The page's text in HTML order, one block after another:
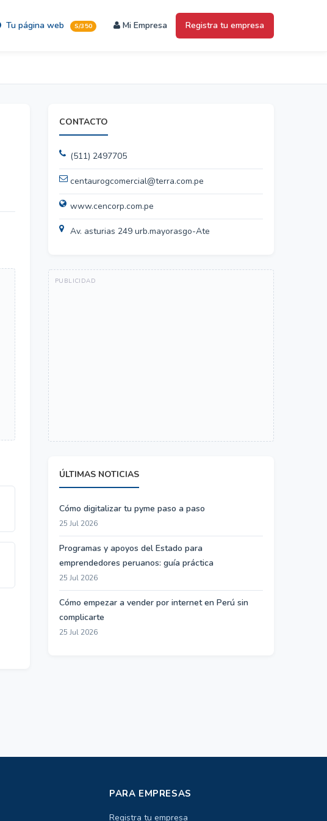
Tu página web S/350 Mi Empresa Registra tu empresa
CONTACTO
(511) 2497705
centaurogcomercial@terra.com.pe
www.cencorp.com.pe
Av. asturias 249 urb.mayorasgo-Ate
ÚLTIMAS NOTICIAS
Cómo digitalizar tu pyme paso a paso
25 Jul 2026
Programas y apoyos del Estado para
emprendedores peruanos: guía práctica
25 Jul 2026
Cómo empezar a vender por internet en Perú sin
complicarte
25 Jul 2026
PARA EMPRESAS
Registra tu empresa